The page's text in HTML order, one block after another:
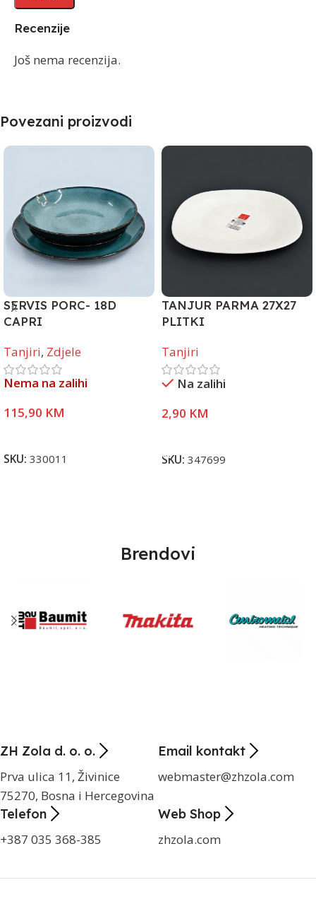
Recenzije
Još nema recenzija.
Povezani proizvodi
SERVIS PORC- 18D
CAPRI
Tanjiri, Zdjele
Nema na zalihi
115,90 KM
SKU: 330011
TANJUR PARMA 27X27
PLITKI
Tanjiri
Na zalihi
2,90 KM
SKU: 347699
Brendovi
ZH Zola d. o. o.
Prva ulica 11, Živinice
75270, Bosna i Hercegovina
Email kontakt
webmaster@zhzola.com
Telefon
+387 035 368-385
Web Shop
zhzola.com